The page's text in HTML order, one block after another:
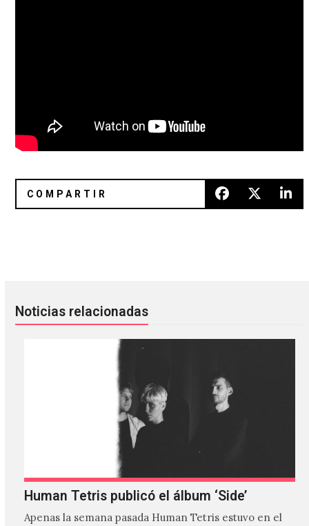
Noticias relacionadas
Human Tetris publicó el álbum ‘Side’
Apenas la semana pasada Human Tetris estuvo en el